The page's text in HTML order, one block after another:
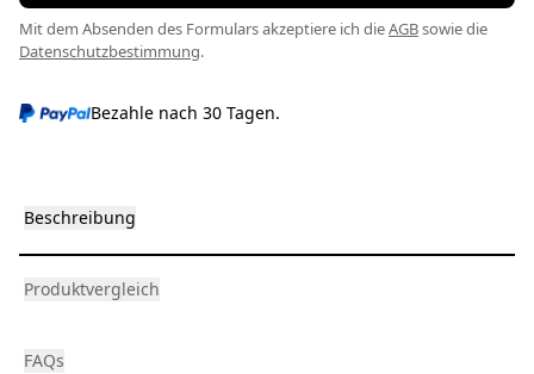
Mit dem Absenden des Formulars akzeptiere ich dieAGBsowie die
Datenschutzbestimmung.
Bezahle nach 30 Tagen.
Beschreibung
Produktvergleich
FAQs